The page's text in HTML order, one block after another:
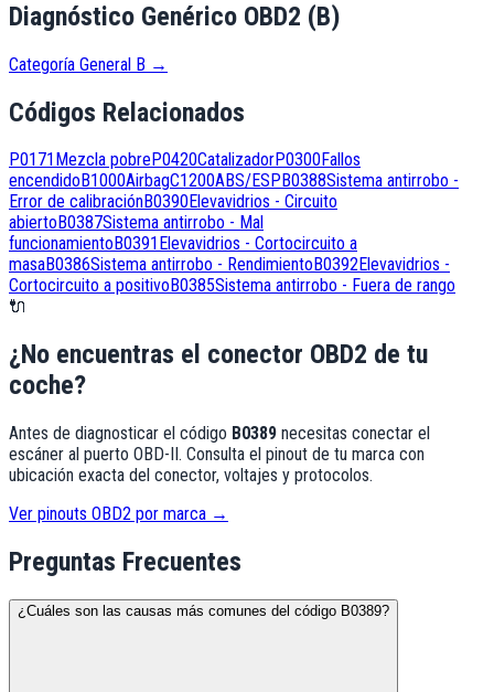
Diagnóstico Genérico OBD2 (B)
Categoría General B →
Códigos Relacionados
P0171 Mezcla pobre P0420CatalizadorP0300 Fallos
encendido B1000AirbagC1200ABS/ESP B0388Sistema antirrobo -
Error de calibraciónB0390 Elevavidrios - Circuito
abierto B0387Sistema antirrobo - Mal
funcionamiento B0391 Elevavidrios - Cortocircuito a
masaB0386Sistema antirrobo - Rendimiento B0392Elevavidrios -
Cortocircuito a positivo B0385Sistema antirrobo - Fuera de rango
🔌
¿No encuentras el conector OBD2 de tu
coche?
Antes de diagnosticar el código B0389 necesitas conectar el
escáner al puerto OBD-II. Consulta el pinout de tu marca con
ubicación exacta del conector, voltajes y protocolos.
Ver pinouts OBD2 por marca →
Preguntas Frecuentes
¿Cuáles son las causas más comunes del código B0389?